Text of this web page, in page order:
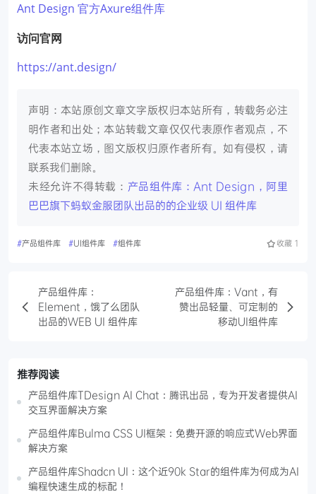
Ant Design 官方Axure组件库
访问官网
https://ant.design/
声明：本站原创文章文字版权归本站所有，转载务必注
明作者和出处；本站转载文章仅仅代表原作者观点，不
代表本站立场，图文版权归原作者所有。如有侵权，请
联系我们删除。
未经允许不得转载： 产品组件库：Ant Design，阿里
巴巴旗下蚂蚁金服团队出品的的企业级 UI 组件库
#产品组件库 #UI组件库 #组件库 收藏 1
产品组件库：
Element，饿了么团队
出品的WEB UI 组件库
产品组件库：Vant，有
赞出品轻量、可定制的
移动UI组件库
推荐阅读
产品组件库TDesign AI Chat：腾讯出品，专为开发者提供AI
交互界面解决方案
产品组件库Bulma CSS UI框架：免费开源的响应式Web界面
解决方案
产品组件库Shadcn UI：这个近90k Star的组件库为何成为AI
编程快速生成的标配！